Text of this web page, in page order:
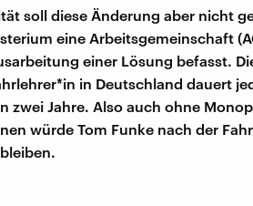
soll diese Änderung aber nicht
eine Arbeitsgemeinschaft
einer Lösung befasst.
in Deutschland dauert
zwei Jahre. Also auch ohne
würde Tom Funke nach der